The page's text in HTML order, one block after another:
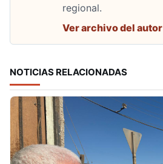
regional.
Ver archivo del autor
NOTICIAS RELACIONADAS